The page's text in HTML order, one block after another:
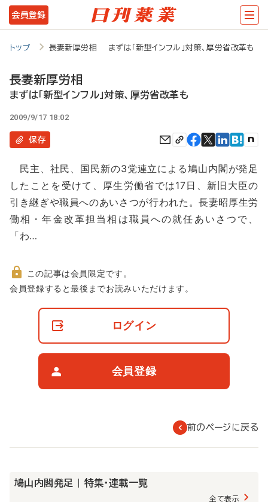
メ
イ
ツ
動
会員登録
トップ 長妻新厚労相 まずは「新型インフル」対策、厚労省改革も
長妻新厚労相
まずは「新型インフル」対策、厚労省改革も
2009/9/17 18:02
保存
民主、社民、国民新の3党連立による鳩山内閣が発足
したことを受けて、厚生労働省では17日、新旧大臣の
引き継ぎや職員へのあいさつが行われた。長妻昭厚生労
働相・年金改革担当相は職員への就任あいさつで、
「わ…
非
この記事は会員限定です。
会員登録すると最後までお読みいただけます。
ログイン
会員登録
前のページに戻る
鳩山内閣発足 | 特集・連載一覧
全て表示